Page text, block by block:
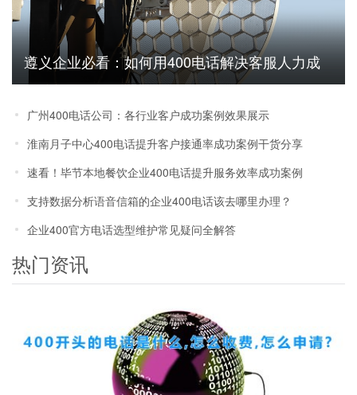
遵义企业必看：如何用400电话解决客服人力成
本高问题
广州400电话公司：各行业客户成功案例效果展示
淮南月子中心400电话提升客户接通率成功案例干货分享
速看！毕节本地餐饮企业400电话提升服务效率成功案例
支持数据分析语音信箱的企业400电话该去哪里办理？
企业400官方电话选型维护常见疑问全解答
热门资讯